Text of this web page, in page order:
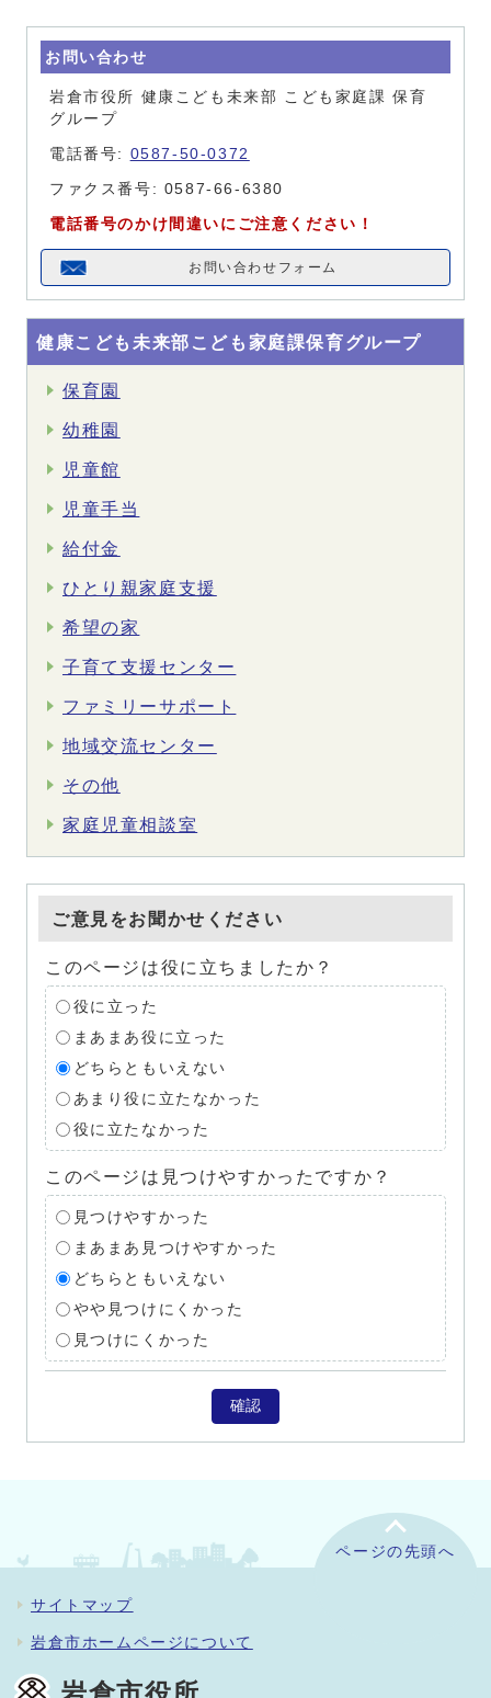
お問い合わせ
岩倉市役所 健康こども未来部 こども家庭課 保育
グループ
電話番号: 0587-50-0372
ファクス番号: 0587-66-6380
電話番号のかけ間違いにご注意ください！
お問い合わせフォーム
健康こども未来部こども家庭課保育グループ
保育園
幼稚園
児童館
児童手当
給付金
ひとり親家庭支援
希望の家
子育て支援センター
ファミリーサポート
地域交流センター
その他
家庭児童相談室
ご意見をお聞かせください
このページは役に立ちましたか？
役に立った
まあまあ役に立った
どちらともいえない
あまり役に立たなかった
役に立たなかった
このページは見つけやすかったですか？
見つけやすかった
まあまあ見つけやすかった
どちらともいえない
やや見つけにくかった
見つけにくかった
確認
ページの先頭へ
サイトマップ
岩倉市ホームページについて